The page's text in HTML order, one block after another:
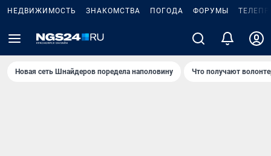
НЕДВИЖИМОСТЬ ЗНАКОМСТВА ПОГОДА ФОРУМЫ
Новая сеть Шнайдеров поредела наполовину Что получают